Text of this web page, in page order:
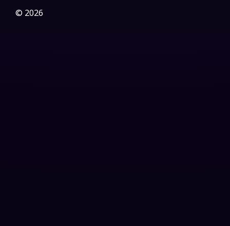
Gothic
© 2026